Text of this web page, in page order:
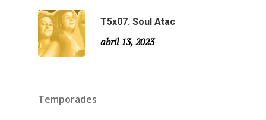
T5x07. Soul Atac
abril 13, 2023
Temporades